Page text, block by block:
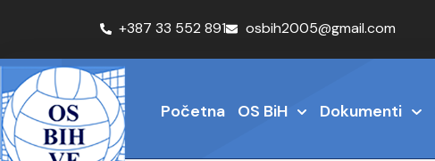
+387 33 552 891 osbih2005@gmail.com
Početna OS BiH Dokumenti